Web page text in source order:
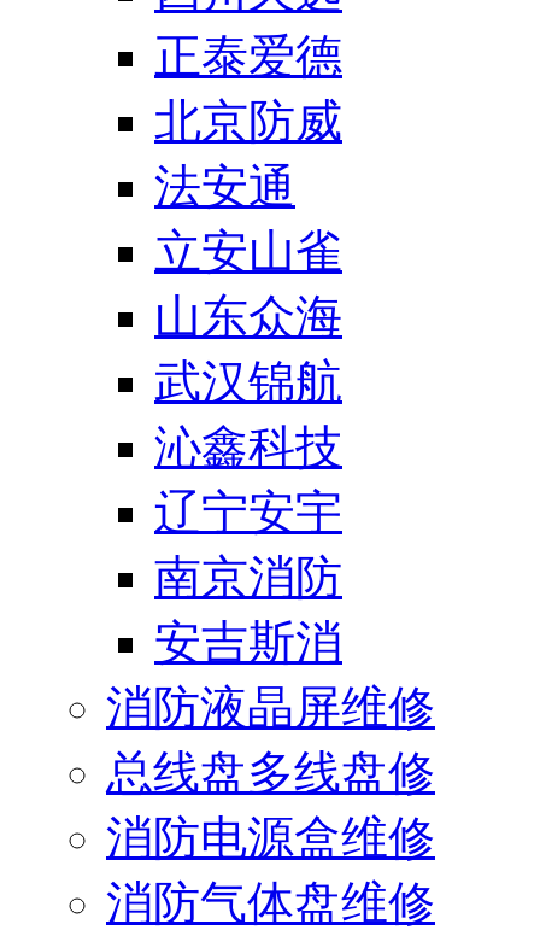
正泰爱德
北京防威
法安通
立安山雀
山东众海
武汉锦航
沁鑫科技
辽宁安宇
南京消防
安吉斯消
消防液晶屏维修
总线盘多线盘修
消防电源盒维修
消防气体盘维修